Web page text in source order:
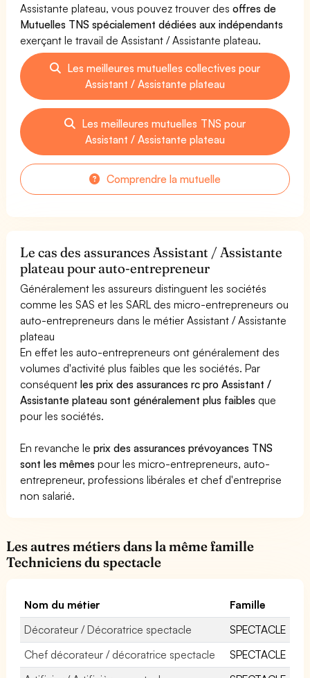
Assistante plateau, vous pouvez trouver desoffres de
Mutuelles TNS spécialement dédiées aux indépendants
exerçant le travail de Assistant / Assistante plateau.
Les meilleures mutuelles collectives pour
Assistant / Assistante plateau
Les meilleures mutuelles TNS pour
Assistant / Assistante plateau
Comprendre la mutuelle
Le cas des assurances Assistant / Assistante
plateau pour auto-entrepreneur
Généralement les assureurs distinguent les sociétés
comme les SAS et les SARL des micro-entrepreneurs ou
auto-entrepreneurs dans le métier Assistant / Assistante
plateau
En effet les auto-entrepreneurs ont généralement des
volumes d'activité plus faibles que les sociétés. Par
conséquentles prix des assurances rc pro Assistant /
Assistante plateau sont généralement plus faibles que
pour les sociétés.
En revanche leprix des assurances prévoyances TNS
sont les mêmes pour les micro-entrepreneurs, auto-
entrepreneur, professions libérales et chef d'entreprise
non salarié.
Les autres métiers dans la même famille
Techniciens du spectacle
Nom du métier
Famille
Décorateur / Décoratrice spectacle
SPECTACLE
Chef décorateur / décoratrice spectacle
SPECTACLE